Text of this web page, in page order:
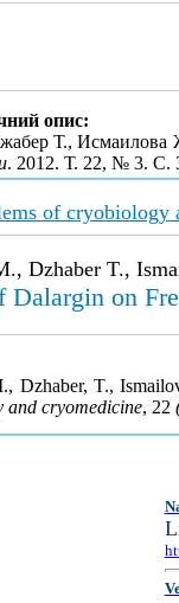
опис:
Т., Исмаилова
. 2012. Т. 22, № 3. С.
of cryobiology
Dzhaber T.,
Dalargin on
Dzhaber, T.,
and cryomedicine, 22